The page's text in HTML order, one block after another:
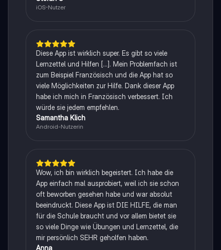
iOS-Nutzer
Diese App ist wirklich super. Es gibt so viele
Lernzettel und Hilfen [...]. Mein Problemfach ist
zum Beispiel Französisch und die App hat so
viele Möglichkeiten zur Hilfe. Dank dieser App
habe ich mich in Französisch verbessert. Ich
würde sie jedem empfehlen.
Samantha Klich
Android-Nutzerin
Wow, ich bin wirklich begeistert. Ich habe die
App einfach mal ausprobiert, weil ich sie schon
oft beworben gesehen habe und war absolut
beeindruckt. Diese App ist DIE HILFE, die man
für die Schule braucht und vor allem bietet sie
so viele Dinge wie Übungen und Lernzettel, die
mir persönlich SEHR geholfen haben.
Anna